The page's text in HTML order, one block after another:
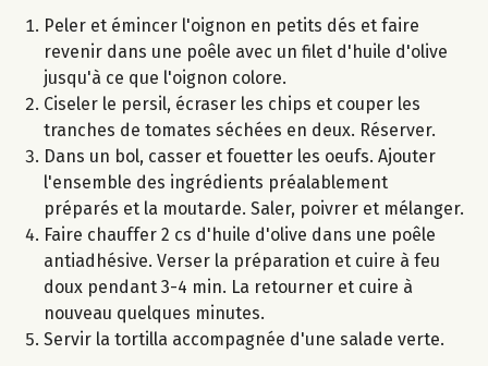
Peler et émincer l'oignon en petits dés et faire
revenir dans une poêle avec un filet d'huile d'olive
jusqu'à ce que l'oignon colore.
Ciseler le persil, écraser les chips et couper les
tranches de tomates séchées en deux. Réserver.
Dans un bol, casser et fouetter les oeufs. Ajouter
l'ensemble des ingrédients préalablement
préparés et la moutarde. Saler, poivrer et mélanger.
Faire chauffer 2 cs d'huile d'olive dans une poêle
antiadhésive. Verser la préparation et cuire à feu
doux pendant 3-4 min. La retourner et cuire à
nouveau quelques minutes.
Servir la tortilla accompagnée d'une salade verte.